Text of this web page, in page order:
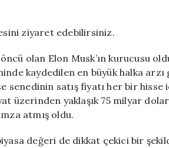
ziyaret edebilirsiniz.
olan Elon Musk’ın kurucusu
kaydedilen en büyük halka
senedinin satış fiyatı her bir
üzerinden yaklaşık 75 milyar
atmış oldu.
değeri de dikkat çekici bir